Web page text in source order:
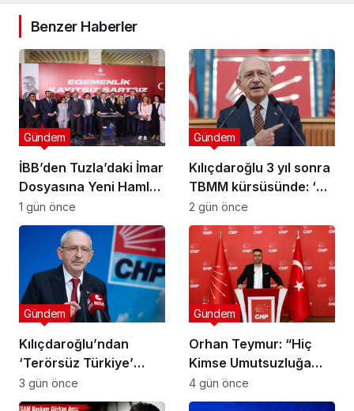
Benzer Haberler
İBB’den Tuzla’daki İmar
Dosyasına Yeni Hamle:
“Mesele Siyaset Değil,
Kamu Yararı”
Gündem
1 gün önce
Kılıçdaroğlu 3 yıl sonra
TBMM kürsüsünde: ‘Biz
çalıp çırpmayı bilmeyiz’
Gündem
2 gün önce
Kılıçdaroğlu’ndan
‘Terörsüz Türkiye’
mesajı: ‘Terörün
bitmesi ve üniter yapı
Gündem
3 gün önce
Orhan Teymur: “Hiç
Kimse Umutsuzluğa
Kapılmasın”
Gündem
4 gün önce